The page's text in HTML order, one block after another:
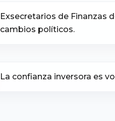
Exsecretarios de Finanzas
cambios políticos.
La confianza inversora es